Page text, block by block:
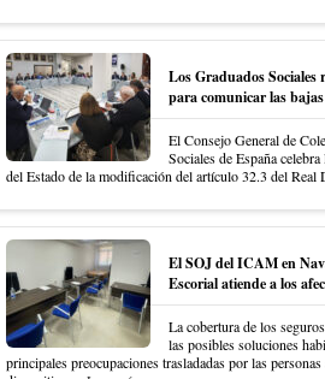
Los Graduados Sociales
para comunicar las
El Consejo General de
Sociales de España
del Estado de la modificación del artículo 32.3 del Real
El SOJ del ICAM en
Escorial atiende a los
La cobertura de los
las posibles soluciones
principales preocupaciones trasladadas por las